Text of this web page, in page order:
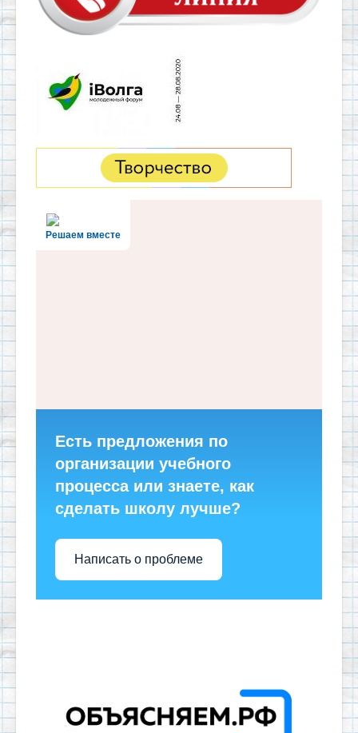
Решаем вместе
Есть предложения по
организации учебного
процесса или знаете, как
сделать школу лучше?
Написать о проблеме